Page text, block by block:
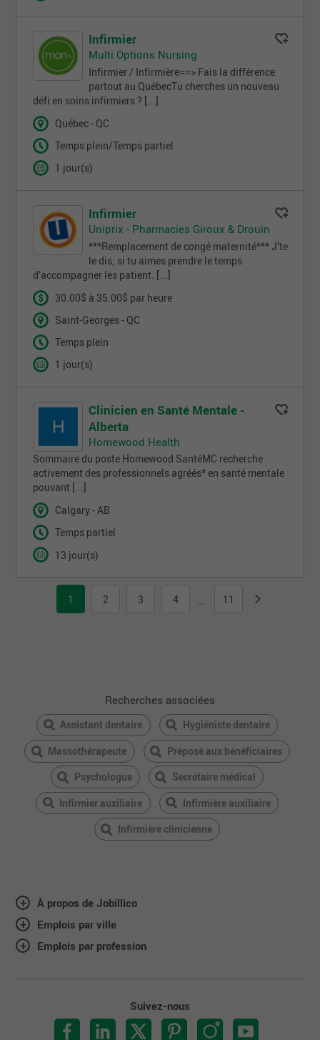
Infirmier
Multi Options Nursing
Infirmier / Infirmière==> Fais la différence
partout au QuébecTu cherches un nouveau
défi en soins infirmiers ? [...]
Québec - QC
Temps plein/Temps partiel
1 jour(s)
Infirmier
Uniprix - Pharmacies Giroux & Drouin
***Remplacement de congé maternité*** J’te
le dis; si tu aimes prendre le temps
d’accompagner les patient. [...]
30.00$ à 35.00$ par heure
Saint-Georges - QC
Temps plein
1 jour(s)
Clinicien en Santé Mentale -
Alberta
Homewood Health
Sommaire du poste Homewood SantéMC recherche
activement des professionnels agréés* en santé mentale
pouvant [...]
Calgary - AB
Temps partiel
13 jour(s)
1 2 3 4 ... 11
Recherches associées
Assistant dentaire Hygiéniste dentaire
Massothérapeute Préposé aux bénéficiaires
Psychologue Secrétaire médical
Infirmier auxiliaire Infirmière auxiliaire
Infirmière clinicienne
À propos de Jobillico
Emplois par ville
Emplois par profession
Suivez-nous